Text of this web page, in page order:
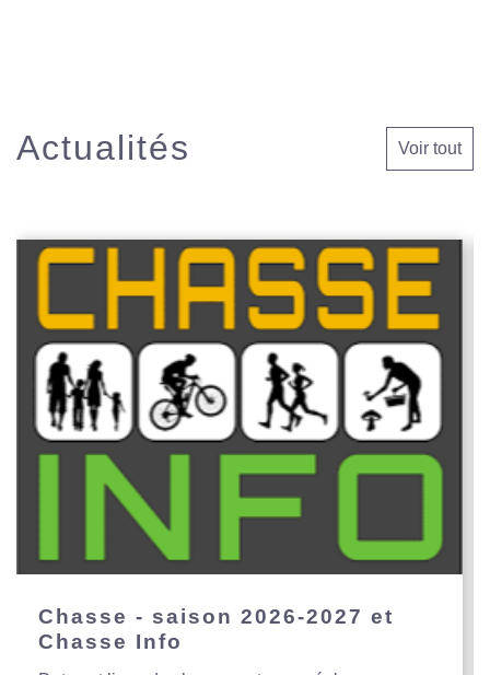
Actualités Voir tout
Chasse - saison 2026-2027 et
Chasse Info